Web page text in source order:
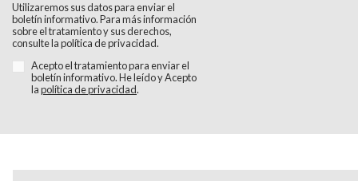
Utilizaremos sus datos para enviar el
boletín informativo. Para más información
sobre el tratamiento y sus derechos,
consulte la política de privacidad.
Acepto el tratamiento para enviar el
boletín informativo. He leído y Acepto
lapolítica de privacidad.